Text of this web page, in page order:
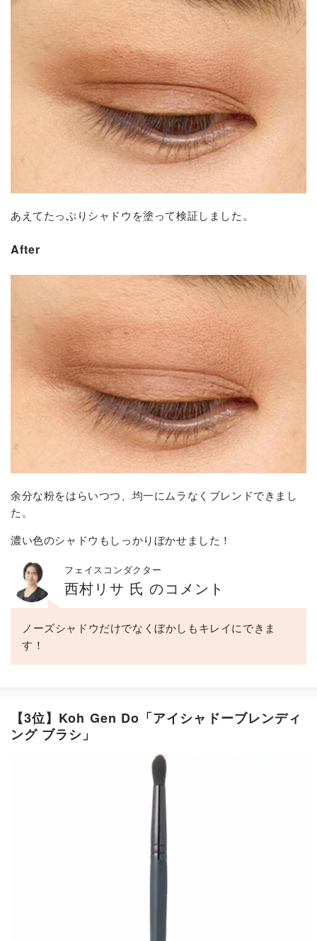
あえてたっぷりシャドウを塗って検証しました。
After
余分な粉をはらいつつ、均一にムラなくブレンドできまし
た。
濃い色のシャドウもしっかりぼかせました！
フェイスコンダクター
西村リサ 氏 のコメント
ノーズシャドウだけでなくぼかしもキレイにできま
す！
【3位】Koh Gen Do「アイシャドーブレンディ
ング ブラシ」